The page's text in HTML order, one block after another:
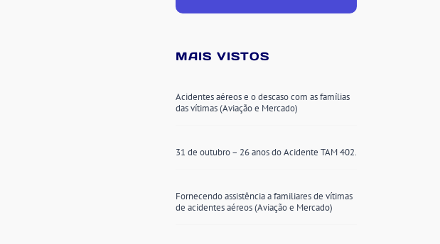
MAIS VISTOS
Acidentes aéreos e o descaso com as famílias
das vítimas (Aviação e Mercado)
31 de outubro – 26 anos do Acidente TAM 402.
Fornecendo assistência a familiares de vítimas
de acidentes aéreos (Aviação e Mercado)